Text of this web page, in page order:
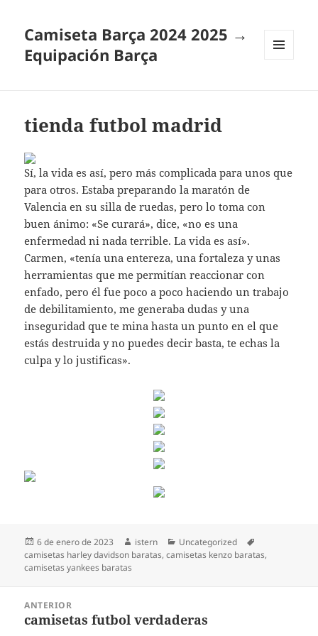
Camiseta Barça 2024 2025 →
Equipación Barça
tienda futbol madrid
Sí, la vida es así, pero más complicada para unos que
para otros. Estaba preparando la maratón de
Valencia en su silla de ruedas, pero lo toma con
buen ánimo: «Se curará», dice, «no es una
enfermedad ni nada terrible. La vida es así».
Carmen, «tenía una entereza, una fortaleza y unas
herramientas que me permitían reaccionar con
enfado, pero él fue poco a poco haciendo un trabajo
de debilitamiento, me generaba dudas y una
inseguridad que te mina hasta un punto en el que
estás destruida y no puedes decir basta, te echas la
culpa y lo justificas».
Publicado
el
6 de enero de 2023 Autor
istern Categorías
Uncategorized
camisetas harley davidson baratas,camisetas kenzo baratas,
camisetas yankees baratas
entradas
ANTERIOR
Entrada
camisetas futbol verdaderas